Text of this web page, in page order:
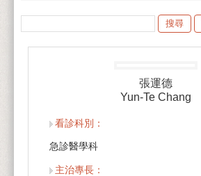
張運德
Yun-Te Chang
看診科別
急診醫學科
主治專長